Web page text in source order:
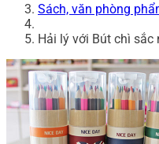
Sách, văn phòng
Hải lý với Bút chì